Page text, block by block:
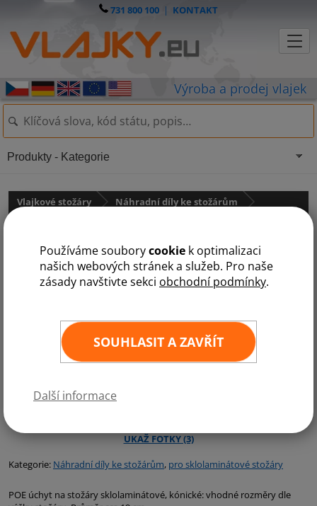
Používáme souborycookie k optimalizaci
našich webových stránek a služeb. Pro naše
zásady navštivte sekci obchodní podmínky.
SOUHLASIT A ZAVŘÍT
Další informace
731 800 100 | KONTAKT
Vlajkové stožáry
Náhradní díly ke stožárům
POE úchyt na sklolaminátový
stožár
Kategorie: Náhradní díly ke stožárům, pro sklolaminátové stožáry
POE úchyt na stožáry sklolaminátové, kónické: vhodné rozměry dle
Produkty - Kategorie